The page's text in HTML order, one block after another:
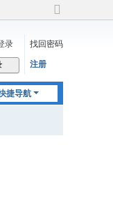
切
到
录 找回密码
注册
捷导航